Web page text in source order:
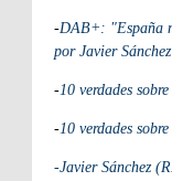
-DAB+: "España
por Javier Sánchez
-10 verdades
-10 verdades
-Javier Sánchez